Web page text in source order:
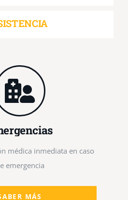
médica inmediata en caso
emergencia
MÁS